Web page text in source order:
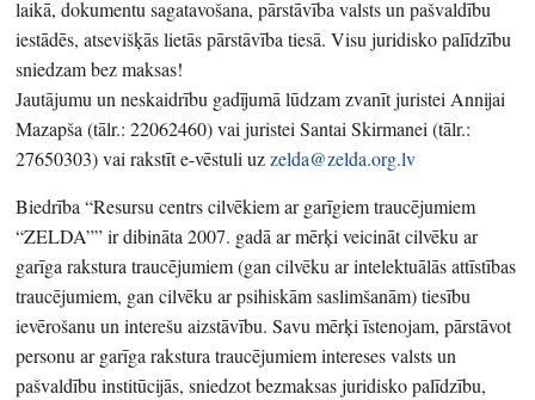
laikā, dokumentu sagatavošana, pārstāvība valsts un pašvaldību
iestādēs, atsevišķās lietās pārstāvība tiesā. Visu juridisko palīdzību
sniedzam bez maksas!
Jautājumu un neskaidrību gadījumā lūdzam zvanīt juristei Annijai
Mazapša (tālr.: 22062460) vai juristei Santai Skirmanei (tālr.:
27650303) vai rakstīt e-vēstuli uzzelda@zelda.org.lv
Biedrība “Resursu centrs cilvēkiem ar garīgiem traucējumiem
“ZELDA”” ir dibināta 2007. gadā ar mērķi veicināt cilvēku ar
garīga rakstura traucējumiem (gan cilvēku ar intelektuālās attīstības
traucējumiem, gan cilvēku ar psihiskām saslimšanām) tiesību
ievērošanu un interešu aizstāvību. Savu mērķi īstenojam, pārstāvot
personu ar garīga rakstura traucējumiem intereses valsts un
pašvaldību institūcijās, sniedzot bezmaksas juridisko palīdzību,